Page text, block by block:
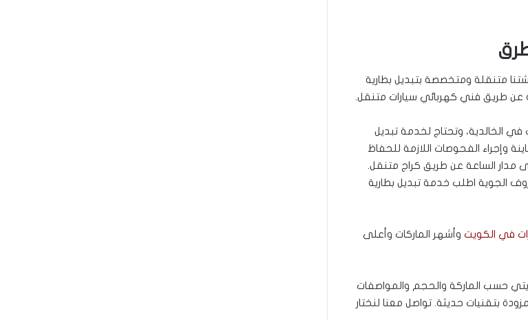
السيارات في الخالدية، خدمة طرق 24 ساعة. ورشتنا متنقلة ومتخصصة بتبديل بطارية
عن طريق فني كهربائي سيارات متنقل.
الخالدية، وتحتاج لخدمة تبديل
وإجراء الفحوصات اللازمة للحفاظ
مدار الساعة عن طريق كراج متنقل.
الجوية اطلب خدمة تبديل بطارية
في الكويت وأشهر الماركات وأعلى
فتبدأ من 20 دينار كويتي وتصل إلى 60 دينار كويتي حسب الماركة والحجم والمواصفات
بتقنيات حديثة. تواصل معنا لنختار